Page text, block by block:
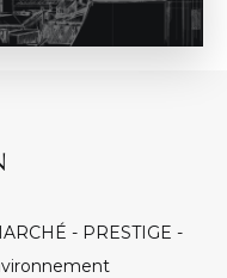
- PRESTIGE -